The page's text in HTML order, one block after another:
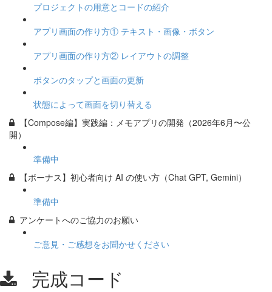
プロジェクトの用意とコードの紹介
アプリ画面の作り方① テキスト・画像・ボタン
アプリ画面の作り方② レイアウトの調整
ボタンのタップと画面の更新
状態によって画面を切り替える
【Compose編】実践編：メモアプリの開発（2026年6月〜公
開）
準備中
【ボーナス】初心者向け AI の使い方（Chat GPT, Gemini）
準備中
アンケートへのご協力のお願い
ご意見・ご感想をお聞かせください
完成コード